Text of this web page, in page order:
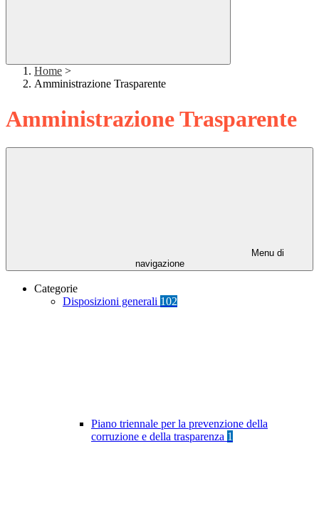
Home >
Amministrazione Trasparente
Amministrazione Trasparente
Menu di
navigazione
Categorie
Disposizioni generali 102
Piano triennale per la prevenzione della
corruzione e della trasparenza 1